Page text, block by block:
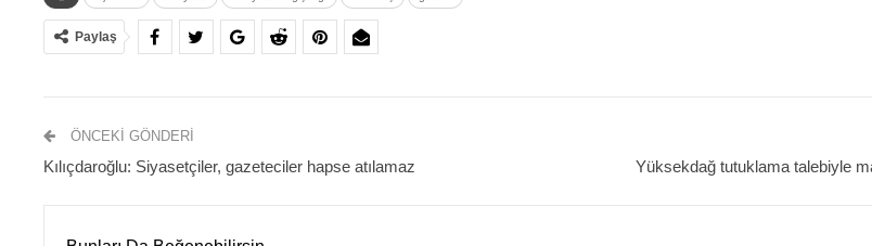
Paylaş
ÖNCEKI GÖNDERI
Kılıçdaroğlu: Siyasetçiler, gazeteciler hapse atılamaz Yüksekdağ tutuklama talebiyle